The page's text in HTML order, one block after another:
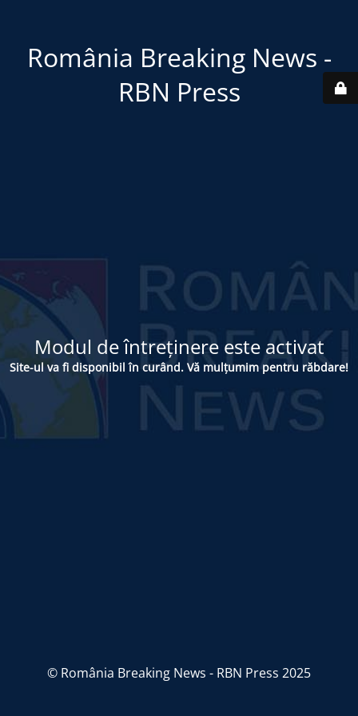
România Breaking News -
RBN Press
Modul de întreținere este activat
Site-ul va fi disponibil în curând. Vă mulțumim pentru răbdare!
© România Breaking News - RBN Press 2025